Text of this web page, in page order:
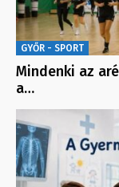
GYŐR - SPORT
Mindenki az
a…